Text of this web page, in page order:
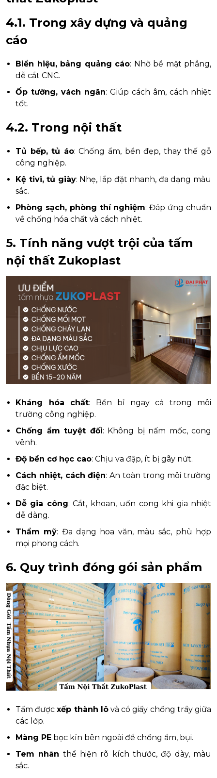
4.1. Trong xây dựng và quảng
cáo
Biển hiệu, bảng quảng cáo: Nhờ bề mặt phẳng,
dễ cắt CNC.
Ốp tường, vách ngăn: Giúp cách âm, cách nhiệt
tốt.
4.2. Trong nội thất
Tủ bếp, tủ áo: Chống ẩm, bền đẹp, thay thế gỗ
công nghiệp.
Kệ tivi, tủ giày: Nhẹ, lắp đặt nhanh, đa dạng màu
sắc.
Phòng sạch, phòng thí nghiệm: Đáp ứng chuẩn
về chống hóa chất và cách nhiệt.
5. Tính năng vượt trội của tấm
nội thất Zukoplast
Kháng hóa chất: Bền bỉ ngay cả trong môi
trường công nghiệp.
Chống ẩm tuyệt đối: Không bị nấm mốc, cong
vênh.
Độ bền cơ học cao: Chịu va đập, ít bị gãy nứt.
Cách nhiệt, cách điện: An toàn trong môi trường
đặc biệt.
Dễ gia công: Cắt, khoan, uốn cong khi gia nhiệt
dễ dàng.
Thẩm mỹ: Đa dạng hoa văn, màu sắc, phù hợp
mọi phong cách.
6. Quy trình đóng gói sản phẩm
Tấm đượcxếp thành lôvà có giấy chống trầy giữa
các lớp.
Màng PE bọc kín bên ngoài để chống ẩm, bụi.
Tem nhãn thể hiện rõ kích thước, độ dày, màu
sắc.